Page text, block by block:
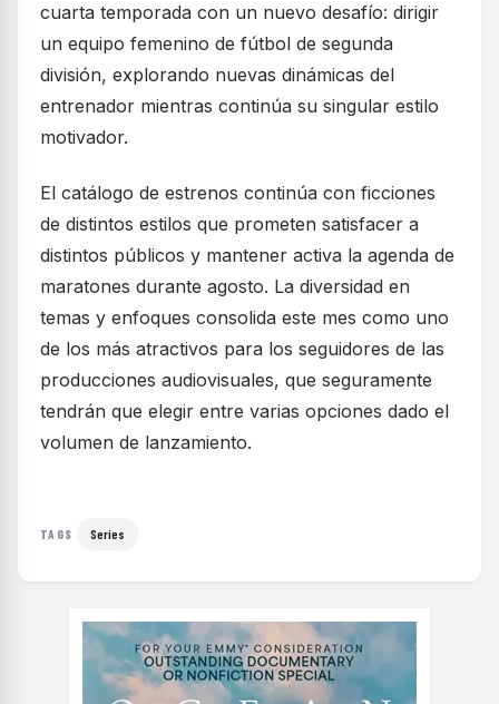
cuarta temporada con un nuevo desafío: dirigir
un equipo femenino de fútbol de segunda
división, explorando nuevas dinámicas del
entrenador mientras continúa su singular estilo
motivador.
El catálogo de estrenos continúa con ficciones
de distintos estilos que prometen satisfacer a
distintos públicos y mantener activa la agenda de
maratones durante agosto. La diversidad en
temas y enfoques consolida este mes como uno
de los más atractivos para los seguidores de las
producciones audiovisuales, que seguramente
tendrán que elegir entre varias opciones dado el
volumen de lanzamiento.
TAGS Series